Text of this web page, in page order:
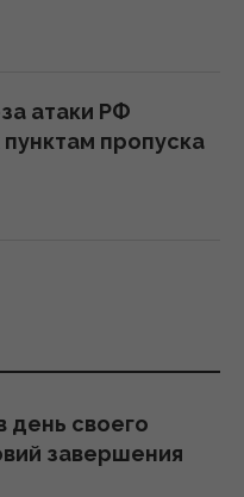
атаки РФ
пропуска
позиция С-400,
по Украине, -
день своего
завершения